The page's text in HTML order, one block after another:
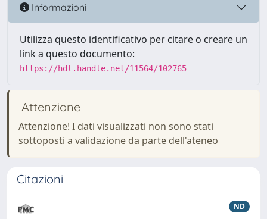
Informazioni
Utilizza questo identificativo per citare o creare un
link a questo documento:
https://hdl.handle.net/11564/102765
Attenzione
Attenzione! I dati visualizzati non sono stati
sottoposti a validazione da parte dell'ateneo
Citazioni
ND